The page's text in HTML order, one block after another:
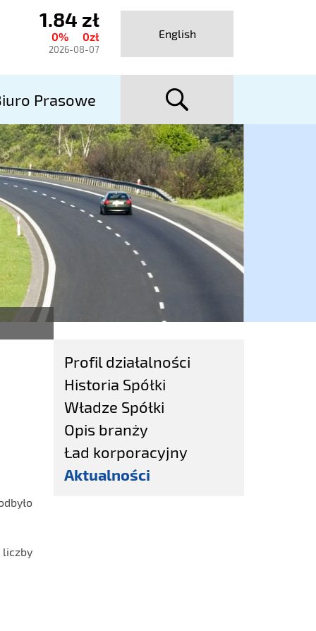
1.84 zł
0% 0zł
2026-08-07
English
Prasowe
Profil działalności
Historia Spółki
Władze Spółki
Opis branży
Ład korporacyjny
Aktualności